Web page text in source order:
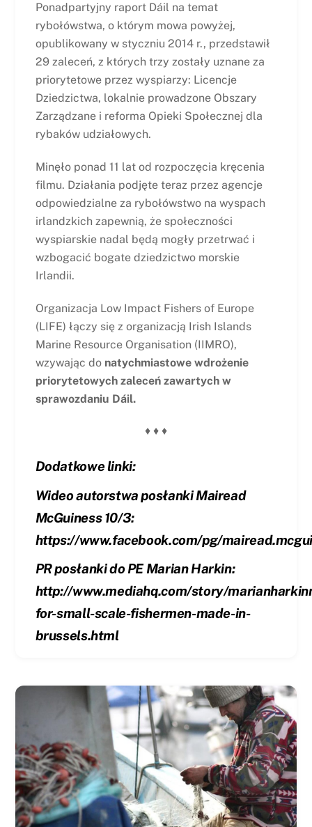
Ponadpartyjny raport Dáil na temat
rybołówstwa, o którym mowa powyżej,
opublikowany w styczniu 2014 r., przedstawił
29 zaleceń, z których trzy zostały uznane za
priorytetowe przez wyspiarzy: Licencje
Dziedzictwa, lokalnie prowadzone Obszary
Zarządzane i reforma Opieki Społecznej dla
rybaków udziałowych.
Minęło ponad 11 lat od rozpoczęcia kręcenia
filmu. Działania podjęte teraz przez agencje
odpowiedzialne za rybołówstwo na wyspach
irlandzkich zapewnią, że społeczności
wyspiarskie nadal będą mogły przetrwać i
wzbogacić bogate dziedzictwo morskie
Irlandii.
Organizacja Low Impact Fishers of Europe
(LIFE) łączy się z organizacją Irish Islands
Marine Resource Organisation (IIMRO),
wzywając donatychmiastowe wdrożenie
priorytetowych zaleceń zawartych w
sprawozdaniu Dáil.
♦ ♦ ♦
Dodatkowe linki:
Wideo autorstwa posłanki Mairead
McGuiness 10/3:
https://www.facebook.com/pg/
PR posłanki do PE Marian Harkin:
http://www.mediahq.com/story/
for-small-scale-fishermen-made-in-
brussels.html